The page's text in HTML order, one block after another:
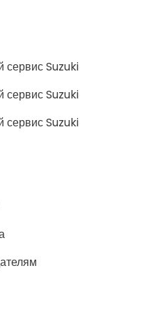
Suzuki
Suzuki
Suzuki